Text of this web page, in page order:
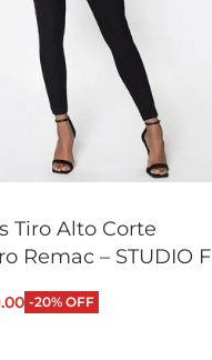
Tiro Alto Corte
Remac – STUDIO F
-20% OFF